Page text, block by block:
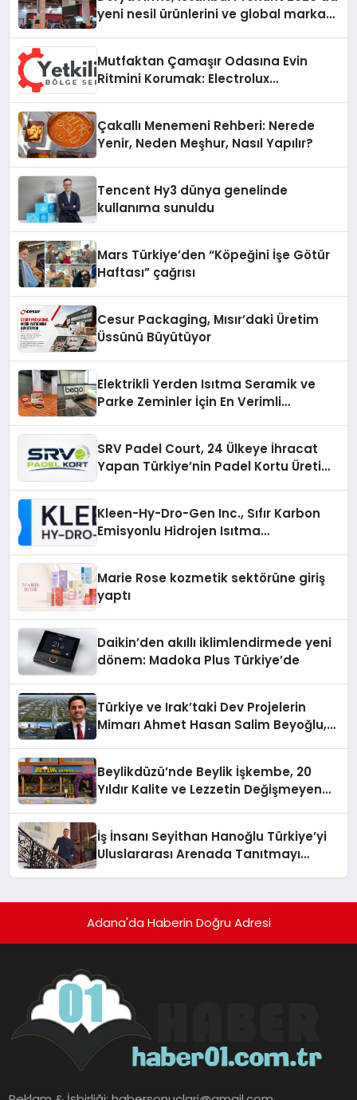
yeni nesil ürünlerini ve global marka
Mutfaktan Çamaşır Odasına Evin
Ritmini Korumak: Electrolux
Çakallı Menemeni Rehberi: Nerede
Yenir, Neden Meşhur, Nasıl Yapılır?
Tencent Hy3 dünya genelinde
kullanıma sunuldu
Mars Türkiye’den “Köpeğini İşe Götür
Haftası” çağrısı
Cesur Packaging, Mısır’daki Üretim
Üssünü Büyütüyor
Elektrikli Yerden Isıtma Seramik ve
Parke Zeminler İçin En Verimli
SRV Padel Court, 24 Ülkeye İhracat
Yapan Türkiye’nin Padel Kortu Üretim
Kleen-Hy-Dro-Gen Inc., Sıfır Karbon
Emisyonlu Hidrojen Isıtma
Marie Rose kozmetik sektörüne giriş
yaptı
Daikin’den akıllı iklimlendirmede yeni
dönem: Madoka Plus Türkiye’de
Türkiye ve Irak’taki Dev Projelerin
Mimarı Ahmet Hasan Salim Beyoğlu,
Hayata Geçirecek
Beylikdüzü’nde Beylik İşkembe, 20
Yıldır Kalite ve Lezzetin Değişmeyen
İş İnsanı Seyithan Hanoğlu Türkiye’yi
Uluslararası Arenada Tanıtmayı
Adana'da Haberin Doğru Adresi